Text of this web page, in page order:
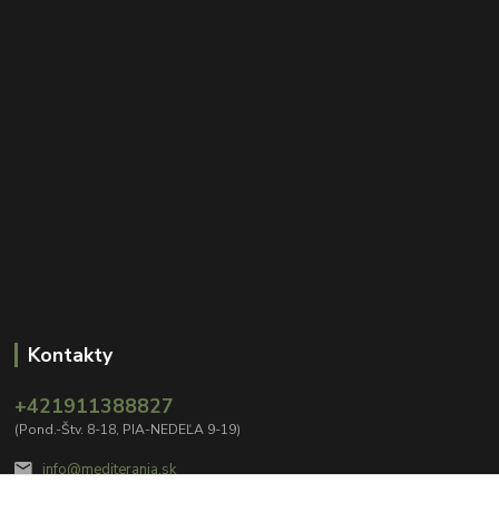
Kontakty
+421911388827
(Pond.-Štv. 8-18, PIA-NEDEĽA 9-19)
info@mediterania.sk